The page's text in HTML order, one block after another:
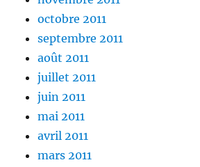
octobre 2011
septembre 2011
août 2011
juillet 2011
juin 2011
mai 2011
avril 2011
mars 2011